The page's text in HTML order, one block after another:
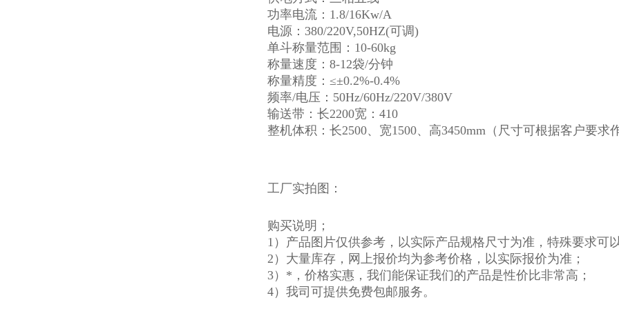
功率电流：1.8/16Kw/A
电源：380/220V,50HZ(可调)
单斗称量范围：10-60kg
称量速度：8-12袋/分钟
称量精度：≤±0.2%-0.4%
频率/电压：50Hz/60Hz/220V/380V
输送带：长2200宽：410
整机体积：长2500、宽1500、高3450mm（尺寸可根据客户要求
工厂实拍图：
购买说明；
1）产品图片仅供参考，以实际产品规格尺寸为准，特殊要求可
2）大量库存，网上报价均为参考价格，以实际报价为准；
3）*，价格实惠，我们能保证我们的产品是性价比非常高；
4）我司可提供免费包邮服务。